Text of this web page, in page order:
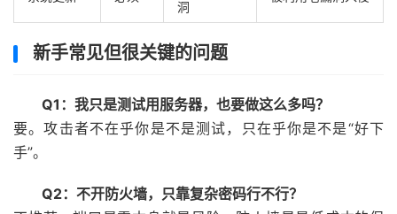
洞
新手常见但很关键的问题
Q1：我只是测试用服务器，也要做这么多吗？
要。攻击者不在乎你是不是测试，只在乎你是不是“好下
手”。
Q2：不开防火墙，只靠复杂密码行不行？